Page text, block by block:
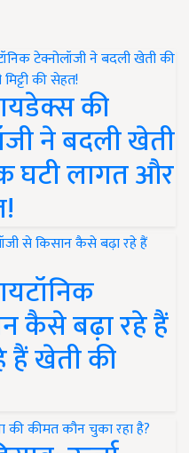
की
ने बदली खेती
घटी लागत और
कैसे बढ़ा रहे हैं
हैं खेती की